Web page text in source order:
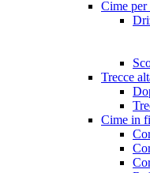
Cime per
Trecce
Cime in